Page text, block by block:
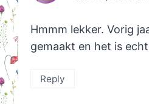
Hmmm lekker. Vorig
gemaakt en het is
Reply